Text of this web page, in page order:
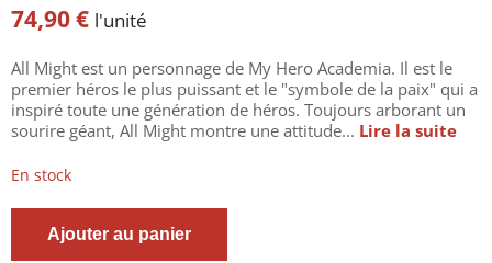
74,90€ l'unité
All Might est un personnage de My Hero Academia. Il est le
premier héros le plus puissant et le "symbole de la paix" qui a
inspiré toute une génération de héros. Toujours arborant un
sourire géant, All Might montre une attitude... Lire la suite
En stock
My
Ajouter au panier